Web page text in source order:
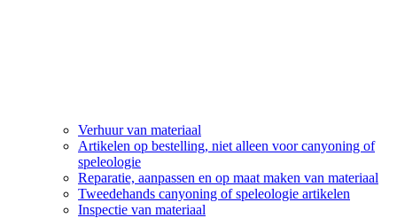
Verhuur van materiaal
Artikelen op bestelling, niet alleen voor canyoning of
speleologie
Reparatie, aanpassen en op maat maken van materiaal
Tweedehands canyoning of speleologie artikelen
Inspectie van materiaal